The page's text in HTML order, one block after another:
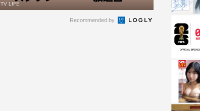
TV LIFE
Recommended by